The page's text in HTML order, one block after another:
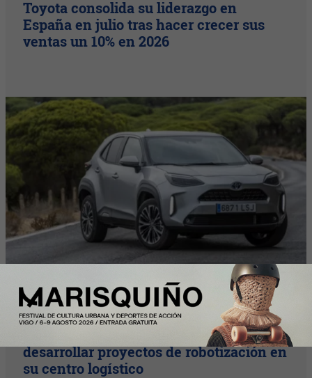
Toyota consolida su liderazgo en
España en julio tras hacer crecer sus
ventas un 10% en 2026
InfoStartUps
Mango colabora con Theker para
desarrollar proyectos de robotización en
su centro logístico